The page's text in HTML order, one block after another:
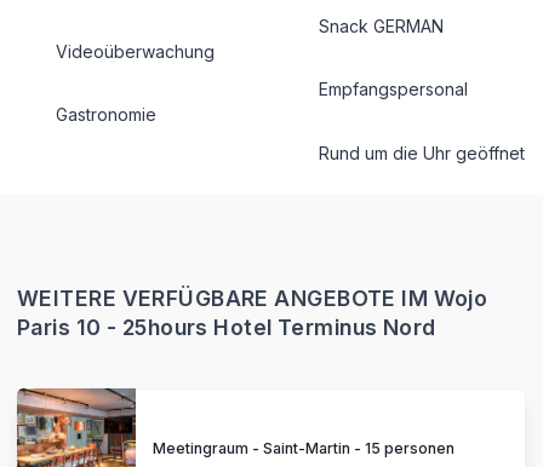
Videoüberwachung
Gastronomie
Snack GERMAN
Empfangspersonal
Rund um die Uhr geöffnet
WEITERE VERFÜGBARE ANGEBOTE IM Wojo
Paris 10 - 25hours Hotel Terminus Nord
Meetingraum - Saint-Martin - 15 personen